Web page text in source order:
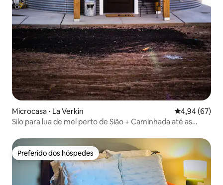
Microcasa ⋅ La Verkin 4,94 de uma
4,94 (67)
Silo para lua de mel perto de Sião + Caminhada até as
Preferido dos hóspedes
Preferido dos hóspedes